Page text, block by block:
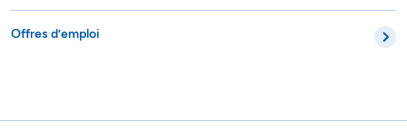
Offres d’emploi